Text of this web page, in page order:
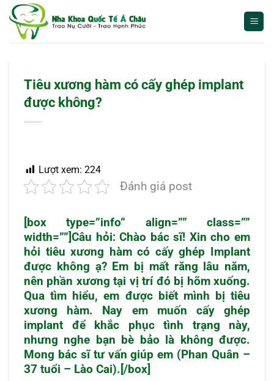
qua
Tiêu xương hàm có cấy ghép implant
được không?
Lượt xem: 224
Đánh giá post
[box type=”info” align=”” class=””
width=””]Câu hỏi: Chào bác sĩ! Xin cho em
hỏi tiêu xương hàm có cấy ghép Implant
được không ạ? Em bị mất răng lâu năm,
nên phần xương tại vị trí đó bị hõm xuống.
Qua tìm hiểu, em được biết mình bị tiêu
xương hàm. Nay em muốn cấy ghép
implant để khắc phục tình trạng này,
nhưng nghe bạn bè bảo là không được.
Mong bác sĩ tư vấn giúp em (Phan Quân –
37 tuổi – Lào Cai).[/box]